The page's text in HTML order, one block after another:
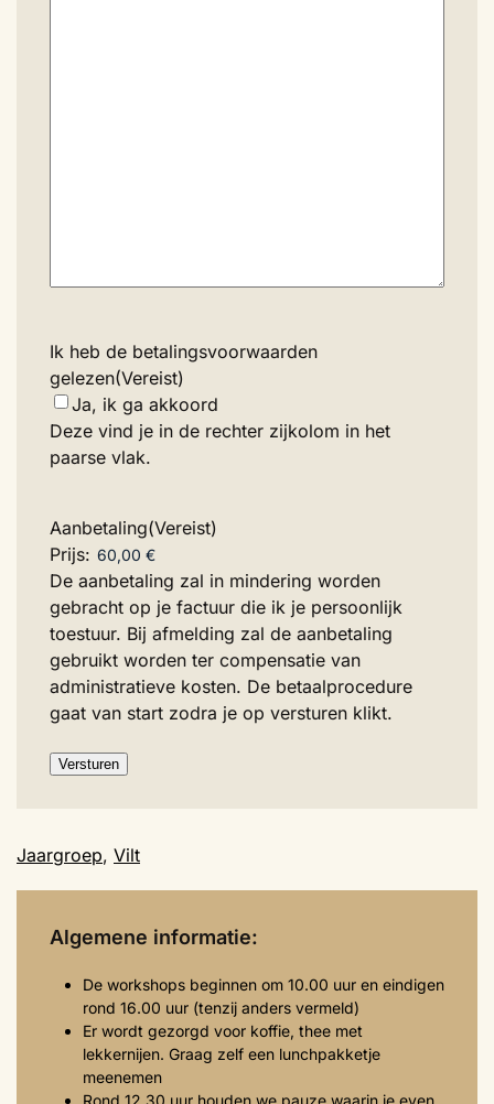
Ik heb de betalingsvoorwaarden
gelezen(Vereist)
Ja, ik ga akkoord
Deze vind je in de rechter zijkolom in het
paarse vlak.
Aanbetaling(Vereist)
Prijs:
De aanbetaling zal in mindering worden
gebracht op je factuur die ik je persoonlijk
toestuur. Bij afmelding zal de aanbetaling
gebruikt worden ter compensatie van
administratieve kosten. De betaalprocedure
gaat van start zodra je op versturen klikt.
Versturen
Jaargroep, Vilt
Algemene informatie:
De workshops beginnen om 10.00 uur en eindigen
rond 16.00 uur (tenzij anders vermeld)
Er wordt gezorgd voor koffie, thee met
lekkernijen. Graag zelf een lunchpakketje
meenemen